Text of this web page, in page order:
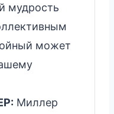
мудрость
может
Миллер